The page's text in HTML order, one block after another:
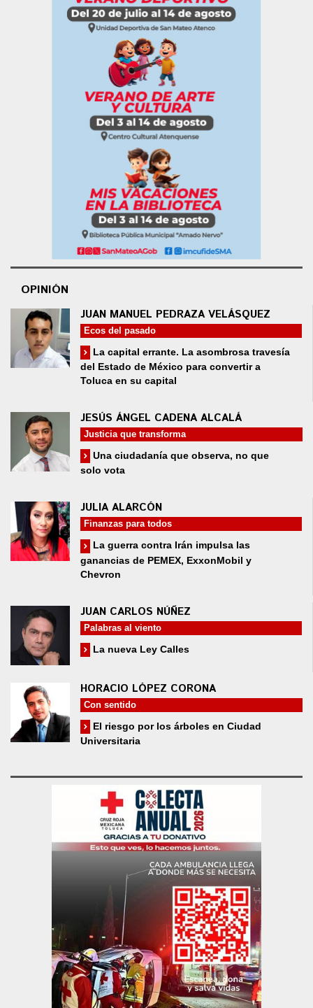
OPINIÓN
JUAN MANUEL PEDRAZA VELÁSQUEZ
Ecos del pasado
La capital errante. La asombrosa travesía
del Estado de México para convertir a
Toluca en su capital
JESÚS ÁNGEL CADENA ALCALÁ
Justicia que transforma
Una ciudadanía que observa, no que
solo vota
JULIA ALARCÓN
Finanzas para todos
La guerra contra Irán impulsa las
ganancias de PEMEX, ExxonMobil y
Chevron
JUAN CARLOS NÚÑEZ
Palabras al viento
La nueva Ley Calles
HORACIO LÓPEZ CORONA
Con sentido
El riesgo por los árboles en Ciudad
Universitaria